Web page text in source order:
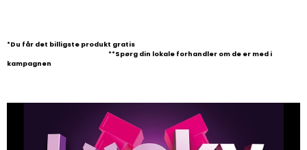
*Du får det billigste produkt gratis
**Spørg din lokale forhandler om de er med i
kampagnen